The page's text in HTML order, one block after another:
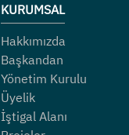
KURUMSAL
Hakkımızda
Başkandan
Yönetim Kurulu
Üyelik
İştigal Alanı